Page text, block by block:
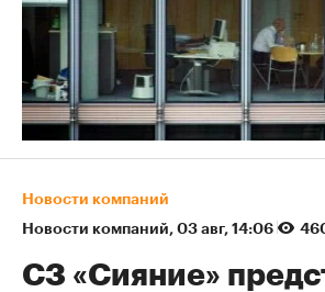
Новости компаний
Новости компаний⁠, 03 авг, 14:06
СЗ «Сияние»